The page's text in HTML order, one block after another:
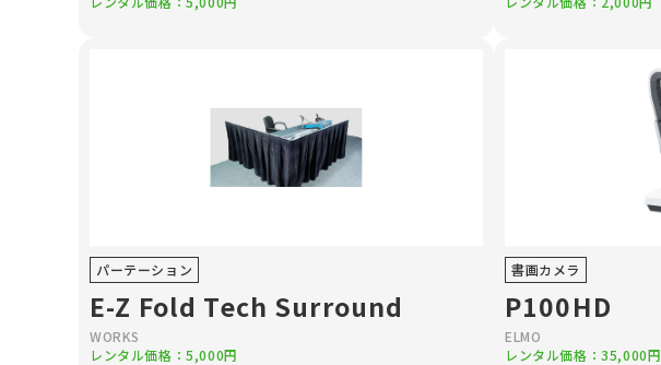
パーテーション
E-Z Fold Tech Surround
WORKS
レンタル価格：5,000円
書画カメラ
P100HD
ELMO
レンタル価格：35,000円